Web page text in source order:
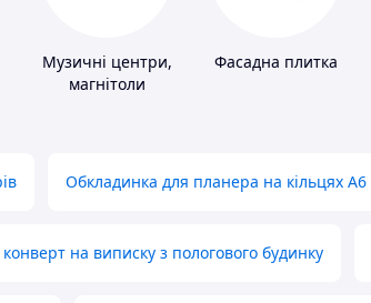
Музичні центри,
магнітоли
Фасадна плитка
Обкладинка для планера на кільцях А6
на виписку з пологового будинку